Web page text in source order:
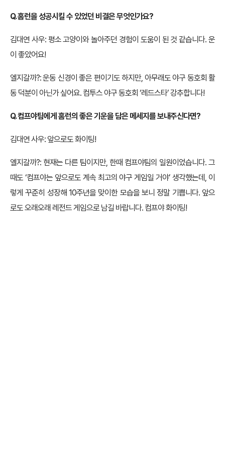
Q. 홈런을 성공시킬 수 있었던 비결은 무엇인가요?
김대연 사우: 평소 고양이와 놀아주던 경험이 도움이 된 것 같습니다. 운
이 좋았어요!
엘지갈까?: 운동 신경이 좋은 편이기도 하지만, 아무래도 야구 동호회 활
동 덕분이 아닌가 싶어요. 컴투스 야구 동호회 ‘레드스타’ 강추합니다!
Q. 컴프야팀에게 홈런의 좋은 기운을 담은 메세지를 보내주신다면?
김대연 사우: 앞으로도 화이팅!
엘지갈까?: 현재는 다른 팀이지만, 한때 컴프야팀의 일원이었습니다. 그
때도 ‘컴프야는 앞으로도 계속 최고의 야구 게임일 거야’ 생각했는데, 이
렇게 꾸준히 성장해 10주년을 맞이한 모습을 보니 정말 기쁩니다. 앞으
로도 오래오래 레전드 게임으로 남길 바랍니다. 컴프야 화이팅!